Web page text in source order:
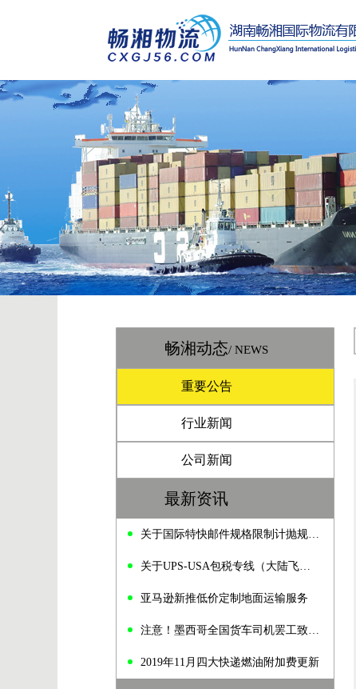
畅湘动态/ NEWS
重要公告
行业新闻
公司新闻
最新资讯
关于国际特快邮件规格限制计抛规定的通知
关于UPS-USA包税专线（大陆飞）价格变动的通知
亚马逊新推低价定制地面运输服务
注意！墨西哥全国货车司机罢工致公路拥堵
2019年11月四大快递燃油附加费更新